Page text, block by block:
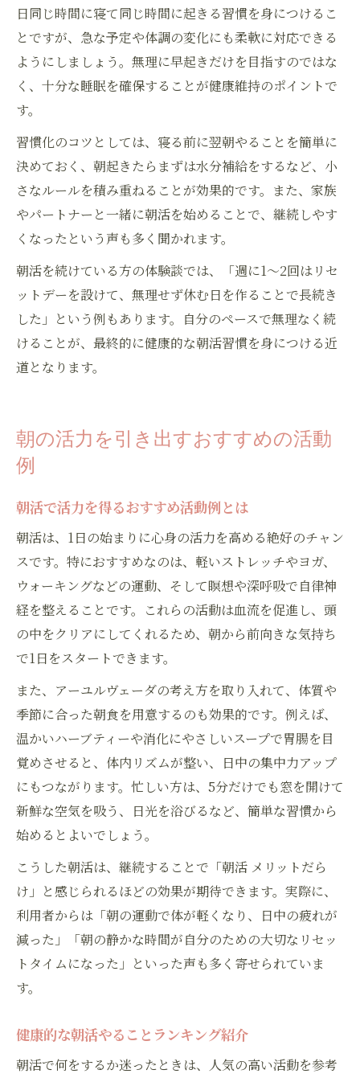
日同じ時間に寝て同じ時間に起きる習慣を身につけるこ
とですが、急な予定や体調の変化にも柔軟に対応できる
ようにしましょう。無理に早起きだけを目指すのではな
く、十分な睡眠を確保することが健康維持のポイントで
す。
習慣化のコツとしては、寝る前に翌朝やることを簡単に
決めておく、朝起きたらまずは水分補給をするなど、小
さなルールを積み重ねることが効果的です。また、家族
やパートナーと一緒に朝活を始めることで、継続しやす
くなったという声も多く聞かれます。
朝活を続けている方の体験談では、「週に1～2回はリセ
ットデーを設けて、無理せず休む日を作ることで長続き
した」という例もあります。自分のペースで無理なく続
けることが、最終的に健康的な朝活習慣を身につける近
道となります。
朝の活力を引き出すおすすめの活動
例
朝活で活力を得るおすすめ活動例とは
朝活は、1日の始まりに心身の活力を高める絶好のチャン
スです。特におすすめなのは、軽いストレッチやヨガ、
ウォーキングなどの運動、そして瞑想や深呼吸で自律神
経を整えることです。これらの活動は血流を促進し、頭
の中をクリアにしてくれるため、朝から前向きな気持ち
で1日をスタートできます。
また、アーユルヴェーダの考え方を取り入れて、体質や
季節に合った朝食を用意するのも効果的です。例えば、
温かいハーブティーや消化にやさしいスープで胃腸を目
覚めさせると、体内リズムが整い、日中の集中力アップ
にもつながります。忙しい方は、5分だけでも窓を開けて
新鮮な空気を吸う、日光を浴びるなど、簡単な習慣から
始めるとよいでしょう。
こうした朝活は、継続することで「朝活 メリットだら
け」と感じられるほどの効果が期待できます。実際に、
利用者からは「朝の運動で体が軽くなり、日中の疲れが
減った」「朝の静かな時間が自分のための大切なリセッ
トタイムになった」といった声も多く寄せられていま
す。
健康的な朝活やることランキング紹介
朝活で何をするか迷ったときは、人気の高い活動を参考